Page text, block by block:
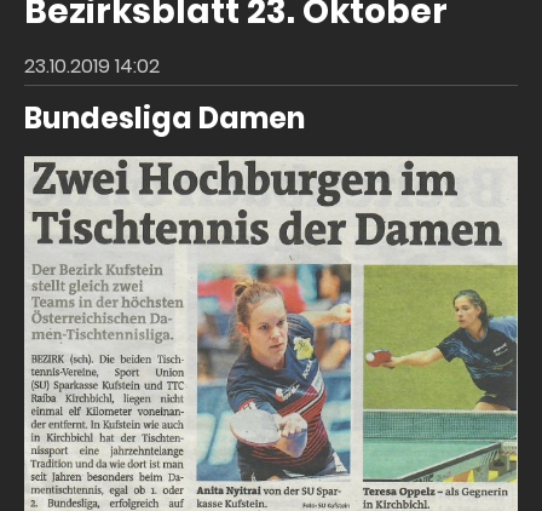
Bezirksblatt 23. Oktober
23.10.2019 14:02
Bundesliga Damen